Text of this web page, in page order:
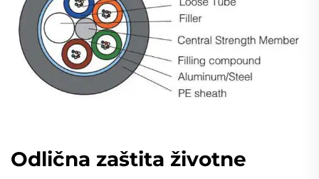
Odlična zaštita životne